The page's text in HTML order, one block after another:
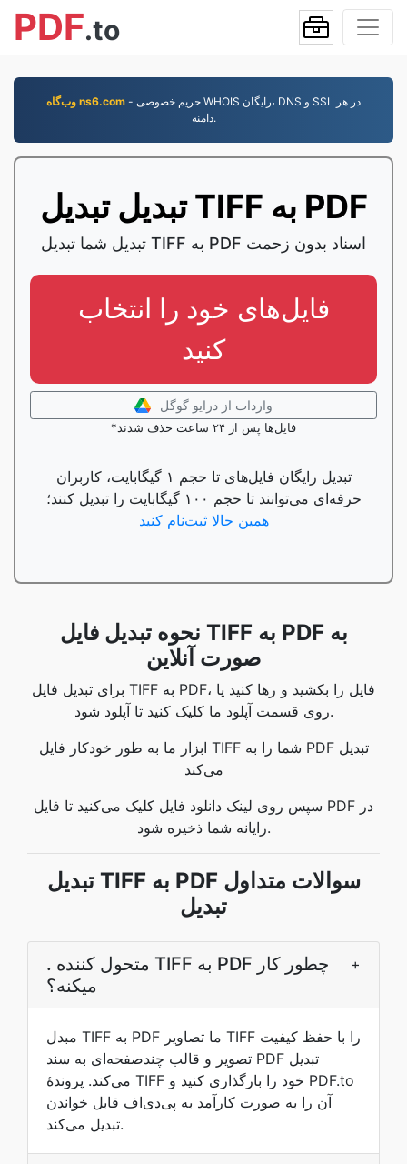
PDF.to
وب‌گاه ns6.com - حریم خصوصی WHOIS رایگان، DNS و SSL در هر
دامنه.
تبدیل تبدیل TIFF به PDF
تبدیل شما تبدیل TIFF به PDF اسناد بدون زحمت
فایل‌های خود را انتخاب
کنید
واردات از درایو گوگل
*فایل‌ها پس از ۲۴ ساعت حذف شدند
تبدیل رایگان فایل‌های تا حجم ۱ گیگابایت، کاربران
حرفه‌ای می‌توانند تا حجم ۱۰۰ گیگابایت را تبدیل کنند؛
همین حالا ثبت‌نام کنید
نحوه تبدیل فایل TIFF به PDF به
صورت آنلاین
برای تبدیل فایل TIFF به PDF، فایل را بکشید و رها کنید یا
روی قسمت آپلود ما کلیک کنید تا آپلود شود.
ابزار ما به طور خودکار فایل TIFF شما را به PDF تبدیل
می‌کند
سپس روی لینک دانلود فایل کلیک می‌کنید تا فایل PDF در
رایانه شما ذخیره شود.
تبدیل TIFF به PDF سوالات متداول
تبدیل
. متحول کننده TIFF به PDF چطور کار
ميکنه؟
+
مبدل TIFF به PDF ما تصاویر TIFF را با حفظ کیفیت
تصویر و قالب چندصفحه‌ای به سند PDF تبدیل
می‌کند. پروندهٔ TIFF خود را بارگذاری کنید و PDF.to
آن را به صورت کارآمد به پی‌دی‌اف قابل خواندن
تبدیل می‌کند.